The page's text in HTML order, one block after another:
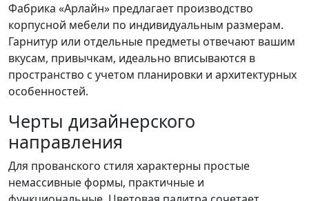
Фабрика «Арлайн» предлагает производство
корпусной мебели по индивидуальным размерам.
Гарнитур или отдельные предметы отвечают вашим
вкусам, привычкам, идеально вписываются в
пространство с учетом планировки и архитектурных
особенностей.
Черты дизайнерского
направления
Для прованского стиля характерны простые
немассивные формы, практичные и